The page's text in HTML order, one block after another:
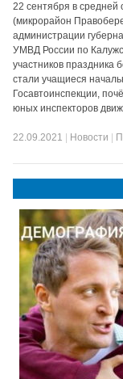
22 сентября в
(микрорайон
администрации
УМВД России по
участников праздника
стали учащиеся
Госавтоинспекции,
юных инспекторов
22.09.2021 Новости